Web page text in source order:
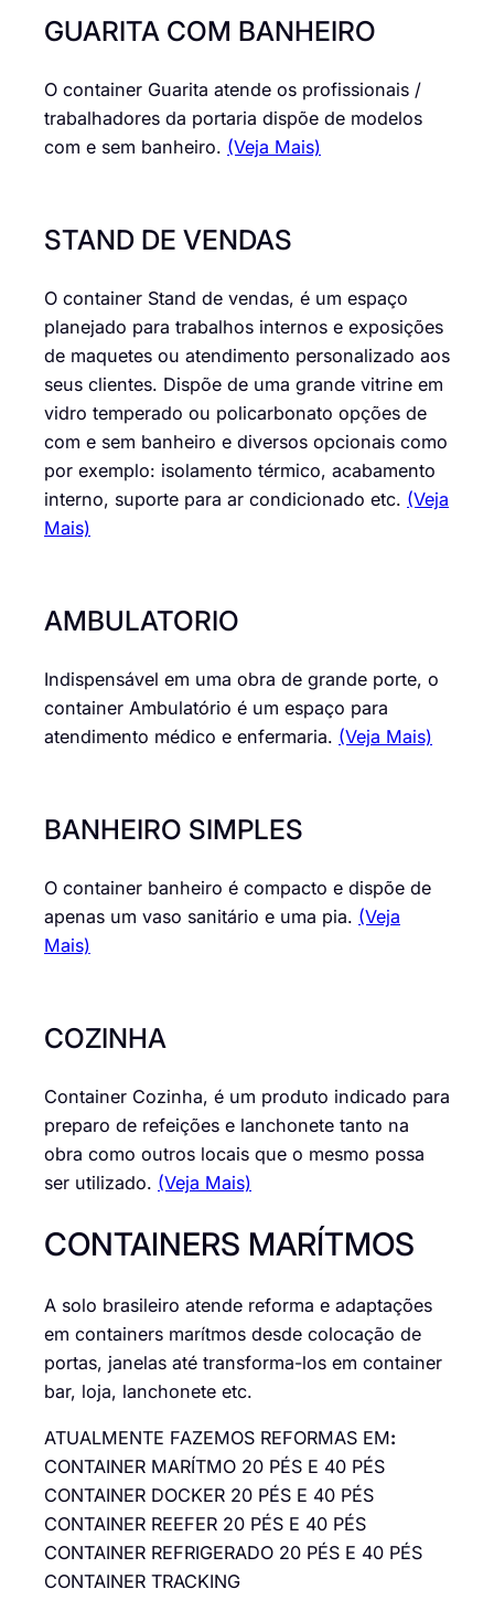
GUARITA COM BANHEIRO
O container Guarita atende os profissionais /
trabalhadores da portaria dispõe de modelos
com e sem banheiro. (Veja Mais)
STAND DE VENDAS
O container Stand de vendas, é um espaço
planejado para trabalhos internos e exposições
de maquetes ou atendimento personalizado aos
seus clientes. Dispõe de uma grande vitrine em
vidro temperado ou policarbonato opções de
com e sem banheiro e diversos opcionais como
por exemplo: isolamento térmico, acabamento
interno, suporte para ar condicionado etc. (Veja
Mais)
AMBULATORIO
Indispensável em uma obra de grande porte, o
container Ambulatório é um espaço para
atendimento médico e enfermaria. (Veja Mais)
BANHEIRO SIMPLES
O container banheiro é compacto e dispõe de
apenas um vaso sanitário e uma pia. (Veja
Mais)
COZINHA
Container Cozinha, é um produto indicado para
preparo de refeições e lanchonete tanto na
obra como outros locais que o mesmo possa
ser utilizado. (Veja Mais)
CONTAINERS MARÍTMOS
A solo brasileiro atende reforma e adaptações
em containers marítmos desde colocação de
portas, janelas até transforma-los em container
bar, loja, lanchonete etc.
ATUALMENTE FAZEMOS REFORMAS EM:
CONTAINER MARÍTMO 20 PÉS E 40 PÉS
CONTAINER DOCKER 20 PÉS E 40 PÉS
CONTAINER REEFER 20 PÉS E 40 PÉS
CONTAINER REFRIGERADO 20 PÉS E 40 PÉS
CONTAINER TRACKING